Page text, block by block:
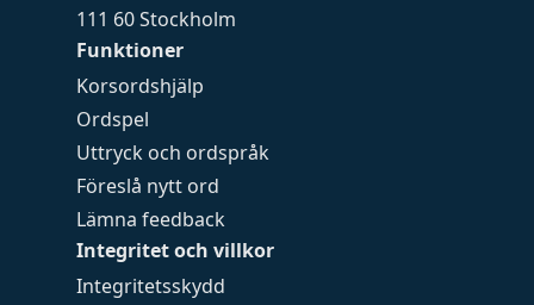
Funktioner
Korsordshjälp
Ordspel
Uttryck och ordspråk
Föreslå nytt ord
Lämna feedback
Integritet och villkor
Integritetsskydd
111 60 Stockholm